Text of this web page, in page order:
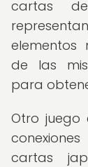
cartas
elementos
de las
para
Otro
cartas